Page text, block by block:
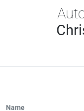
Name